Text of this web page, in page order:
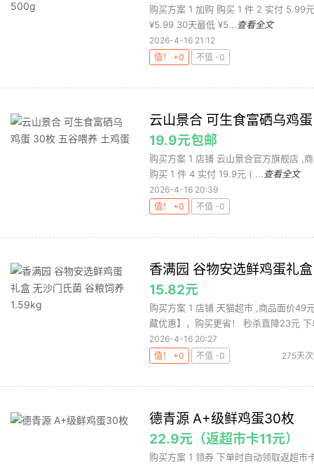
购买方案 1 加购 购买 1 件 2 实付 5.99
¥5.99 30天最低 ¥5... 查看全文
2026-4-16 21:12
值！ +0
不值 -0
云山景合 可生食富硒乌鸡
19.9元包邮
购买方案 1 店铺 云山景合官方旗舰店 ,
购买 1 件 4 实付 19.9元 ( ... 查看全文
2026-4-16 20:39
值！ +0
不值 -0
香满园 谷物安选鲜鸡蛋礼
15.82元
购买方案 1 店铺 天猫超市 ,商品面价49
藏优惠】，购买更省！ 秒杀直降23元
2026-4-16 20:27
值！ +0
不值 -0 275天
德青源 A+级鲜鸡蛋30枚
22.9元（返超市卡11元）
购买方案 1 领券 下单时自动领取返超